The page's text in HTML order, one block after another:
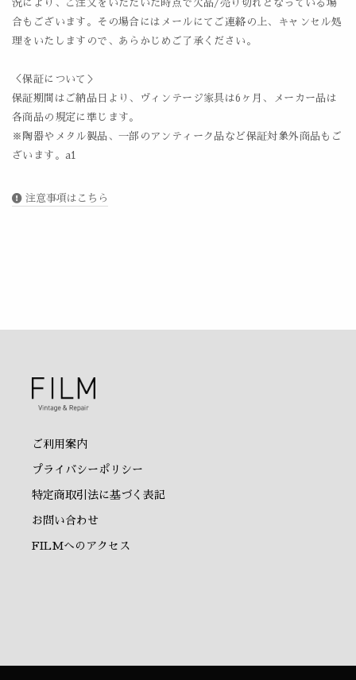
況により、ご注文をいただいた時点で欠品/売り切れとなっている場
合もございます。その場合にはメールにてご連絡の上、キャンセル処
理をいたしますので、あらかじめご了承ください。
＜保証について＞
保証期間はご納品日より、ヴィンテージ家具は6ヶ月、メーカー品は
各商品の規定に準じます。
※陶器やメタル製品、一部のアンティーク品など保証対象外商品もご
ざいます。a1
注意事項はこちら
ご利用案内
プライバシーポリシー
特定商取引法に基づく表記
お問い合わせ
FILMへのアクセス